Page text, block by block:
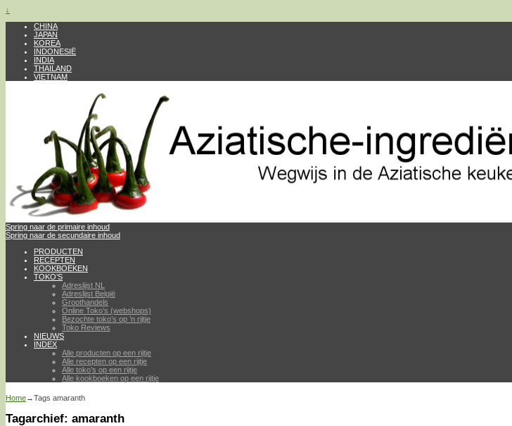
↓
CHINA
JAPAN
KOREA
INDONESIË
INDIA
THAILAND
VIETNAM
Spring naar de primaire inhoud
Spring naar de secundaire inhoud
PRODUCTEN
RECEPTEN
KOOKBOEKEN
TOKO’S
Adreslijst NL
Adreslijst België
Groothandels
Online Toko’s (webshops)
Bezochte toko’s op ’n rijtje
Toko Reviews
NIEUWS
INDEX
Alle producten op een rijtje
Alle recepten op een rijtje
Alle toko’s op een rijtje
Alle kookboeken op een rijtje
Home→Tags amaranth
Tagarchief: amaranth